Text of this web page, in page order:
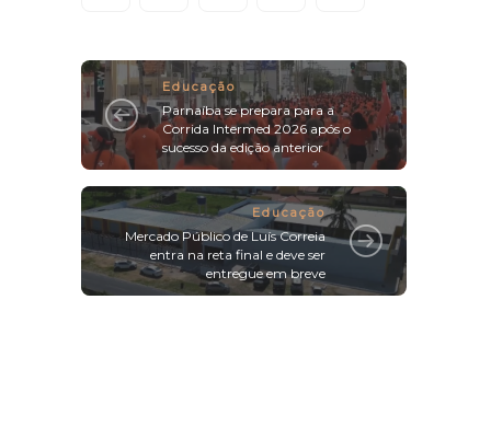
Educação
Parnaíba se prepara para a
Corrida Intermed 2026 após o
sucesso da edição anterior
Educação
Mercado Público de Luís Correia
entra na reta final e deve ser
entregue em breve